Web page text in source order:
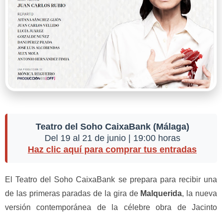
Teatro del Soho CaixaBank (Málaga)
Del 19 al 21 de junio | 19:00 horas
Haz clic aquí para comprar tus entradas
El Teatro del Soho CaixaBank se prepara para recibir una
de las primeras paradas de la gira de Malquerida, la nueva
versión contemporánea de la célebre obra de Jacinto